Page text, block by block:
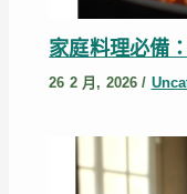
家庭料理必備
26 2 月, 2026/